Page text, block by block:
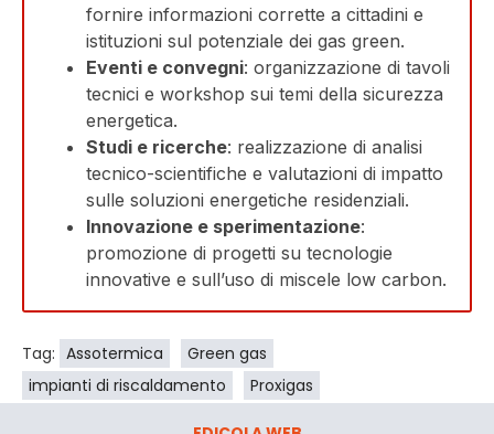
fornire informazioni corrette a cittadini e
istituzioni sul potenziale dei gas green.
Eventi e convegni: organizzazione di tavoli
tecnici e workshop sui temi della sicurezza
energetica.
Studi e ricerche: realizzazione di analisi
tecnico-scientifiche e valutazioni di impatto
sulle soluzioni energetiche residenziali.
Innovazione e sperimentazione:
promozione di progetti su tecnologie
innovative e sull’uso di miscele low carbon.
Tag: Assotermica
Green gas
impianti di riscaldamento
Proxigas